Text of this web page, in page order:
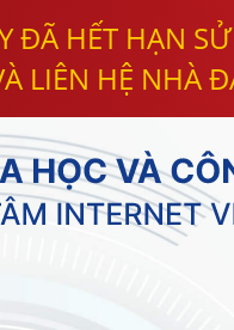
ĐÃ HẾT HẠN
LIÊN HỆ NHÀ